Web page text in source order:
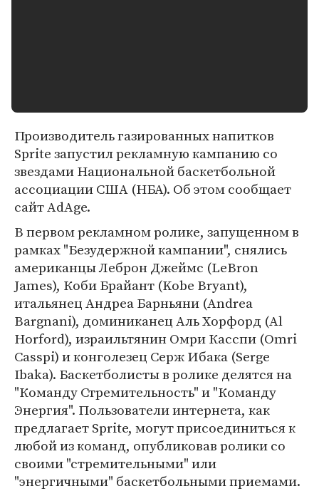
Производитель газированных напитков
Sprite запустил рекламную кампанию со
звездами Национальной баскетбольной
ассоциации США (НБА). Об этом сообщает
сайт AdAge.
В первом рекламном ролике, запущенном в
рамках "Безудержной кампании", снялись
американцы Леброн Джеймс (LeBron
James), Коби Брайант (Kobe Bryant),
итальянец Андреа Барньяни (Andrea
Bargnani), доминиканец Аль Хорфорд (Al
Horford), израильтянин Омри Касспи (Omri
Casspi) и конголезец Серж Ибака (Serge
Ibaka). Баскетболисты в ролике делятся на
"Команду Стремительность" и "Команду
Энергия". Пользователи интернета, как
предлагает Sprite, могут присоединиться к
любой из команд, опубликовав ролики со
своими "стремительными" или
"энергичными" баскетбольными приемами.